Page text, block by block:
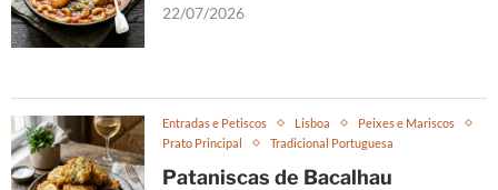
22/07/2026
Entradas e Petiscos Lisboa
Peixes e Mariscos
Prato Principal
Tradicional Portuguesa
Pataniscas de Bacalhau